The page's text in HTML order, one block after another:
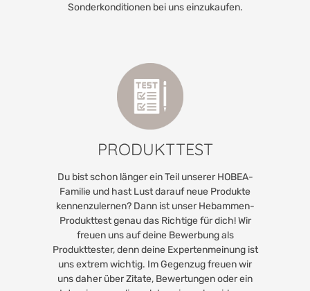
Sonderkonditionen bei uns einzukaufen.
PRODUKTTEST
Du bist schon länger ein Teil unserer HOBEA-
Familie und hast Lust darauf neue Produkte
kennenzulernen? Dann ist unser Hebammen-
Produkttest genau das Richtige für dich! Wir
freuen uns auf deine Bewerbung als
Produkttester, denn deine Expertenmeinung ist
uns extrem wichtig. Im Gegenzug freuen wir
uns daher über Zitate, Bewertungen oder ein